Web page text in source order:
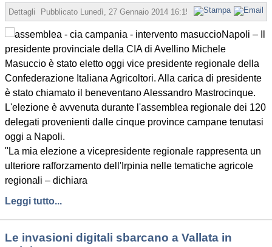
Dettagli Pubblicato Lunedì, 27 Gennaio 2014 16:15 Scritto da Redazione
Napoli – Il
presidente provinciale della CIA di Avellino Michele
Masuccio è stato eletto oggi vice presidente regionale della
Confederazione Italiana Agricoltori. Alla carica di presidente
è stato chiamato il beneventano Alessandro Mastrocinque.
L'elezione è avvenuta durante l'assemblea regionale dei 120
delegati provenienti dalle cinque province campane tenutasi
oggi a Napoli.
"La mia elezione a vicepresidente regionale rappresenta un
ulteriore rafforzamento dell'Irpinia nelle tematiche agricole
regionali – dichiara
Leggi tutto...
Le invasioni digitali sbarcano a Vallata in